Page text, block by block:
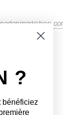
?
bénéficiez